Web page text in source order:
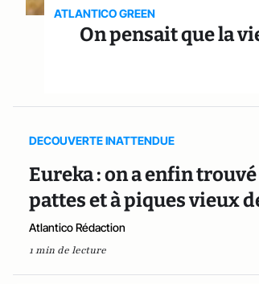
ATLANTICO GREEN
On pensait que la
DECOUVERTE INATTENDUE
Eureka : on a enfin
pattes et à piques vieux
Atlantico Rédaction
1 min de lecture